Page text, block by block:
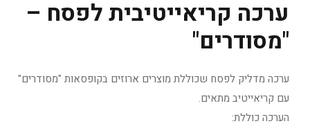
ערכה קריאייטיבית לפסח –
"מסודרים"
ערכה מדליק לפסח שכוללת מוצרים ארוזים בקופסאות "מסודרים"
עם קריאייטיב מתאים.
הערכה כוללת: